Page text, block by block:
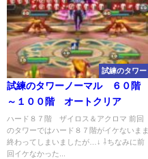
試練のタワー
試練のタワーノーマル ６０階
～１００階 オートクリア
ハード８７階 ザイロス＆アクロマ 前回
のタワーではハード８７階がイケないまま
終わってしまいましたが…↓ ⇩ちなみに前
回イケなかった...